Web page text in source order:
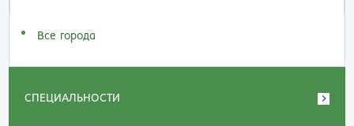
Все города
СПЕЦИАЛЬНОСТИ